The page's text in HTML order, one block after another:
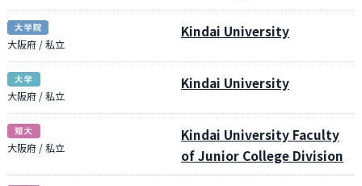
大阪府 / 私立
Kindai University
大阪府 / 私立
Kindai University
大阪府 / 私立
Kindai University Faculty
of Junior College Division